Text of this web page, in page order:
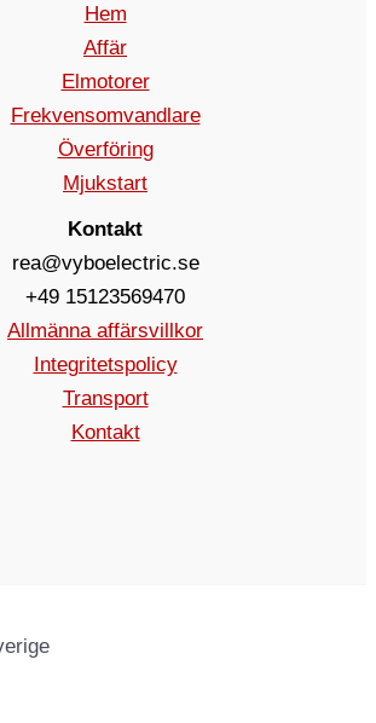
Hem
Affär
Elmotorer
Frekvensomvandlare
Överföring
Mjukstart
Kontakt
rea@vyboelectric.se
+49 15123569470
Allmänna affärsvillkor
Integritetspolicy
Transport
Kontakt